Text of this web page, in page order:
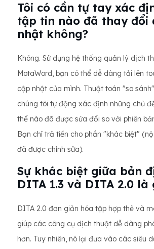
Tôi có cần tự tay xác
tập tin nào đã thay đổi
nhật không?
Không. Sử dụng hệ thống quản lý dịch
MotaWord, bạn có thể dễ dàng tải lên
cập nhật của mình. Thuật toán "so
chúng tôi tự động xác định những chủ
thể nào đã được sửa đổi so với phiên
Bạn chỉ trả tiền cho phần "khác biệt"
đã được chỉnh sửa).
Sự khác biệt giữa bản
DITA 1.3 và DITA 2.0 là
DITA 2.0 đơn giản hóa tập hợp thẻ và
giúp các công cụ dịch thuật dễ dàng
hơn. Tuy nhiên, nó lại đưa vào các siêu